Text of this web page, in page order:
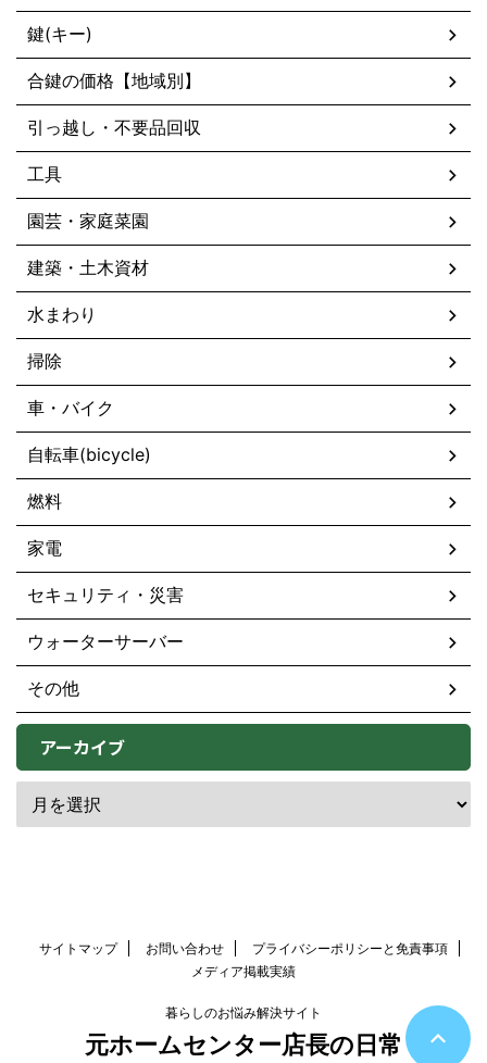
鍵(キー)
合鍵の価格【地域別】
引っ越し・不要品回収
工具
園芸・家庭菜園
建築・土木資材
水まわり
掃除
車・バイク
自転車(bicycle)
燃料
家電
セキュリティ・災害
ウォーターサーバー
その他
アーカイブ
サイトマップ お問い合わせ
プライバシーポリシーと免責事項
メディア掲載実績
暮らしのお悩み解決サイト
元ホームセンター店長の日常